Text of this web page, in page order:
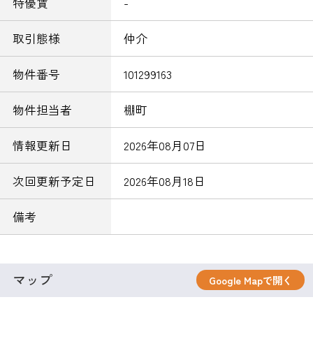
取引態様 仲介
物件番号 101299163
物件担当者 棚町
情報更新日 2026年08月07日
次回更新予定日 2026年08月18日
備考
マップ Google Mapで開く